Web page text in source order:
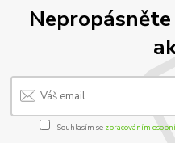
Souhlasím se zpracováním